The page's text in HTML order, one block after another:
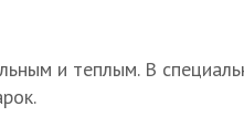
и теплым. В